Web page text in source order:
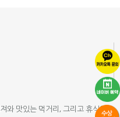
와 맛있는 먹거리, 그리고 휴식이